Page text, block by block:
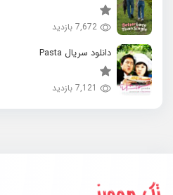
7,672 بازدید
دانلود سریال Pasta
7,121 بازدید